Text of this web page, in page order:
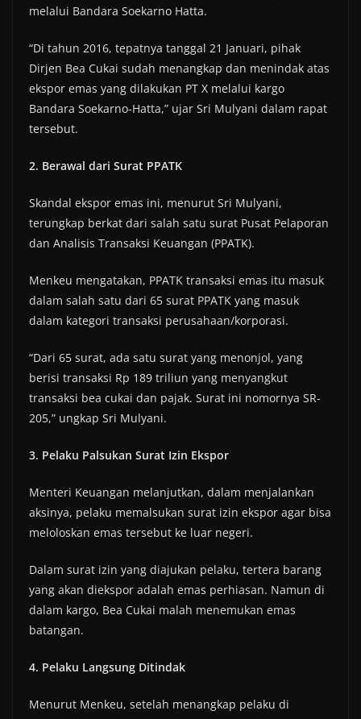
melalui Bandara Soekarno Hatta.
“Di tahun 2016, tepatnya tanggal 21 Januari, pihak
Dirjen Bea Cukai sudah menangkap dan menindak atas
ekspor emas yang dilakukan PT X melalui kargo
Bandara Soekarno-Hatta,” ujar Sri Mulyani dalam rapat
tersebut.
2. Berawal dari Surat PPATK
Skandal ekspor emas ini, menurut Sri Mulyani,
terungkap berkat dari salah satu surat Pusat Pelaporan
dan Analisis Transaksi Keuangan (PPATK).
Menkeu mengatakan, PPATK transaksi emas itu masuk
dalam salah satu dari 65 surat PPATK yang masuk
dalam kategori transaksi perusahaan/korporasi.
“Dari 65 surat, ada satu surat yang menonjol, yang
berisi transaksi Rp 189 triliun yang menyangkut
transaksi bea cukai dan pajak. Surat ini nomornya SR-
205,” ungkap Sri Mulyani.
3. Pelaku Palsukan Surat Izin Ekspor
Menteri Keuangan melanjutkan, dalam menjalankan
aksinya, pelaku memalsukan surat izin ekspor agar bisa
meloloskan emas tersebut ke luar negeri.
Dalam surat izin yang diajukan pelaku, tertera barang
yang akan diekspor adalah emas perhiasan. Namun di
dalam kargo, Bea Cukai malah menemukan emas
batangan.
4. Pelaku Langsung Ditindak
Menurut Menkeu, setelah menangkap pelaku di